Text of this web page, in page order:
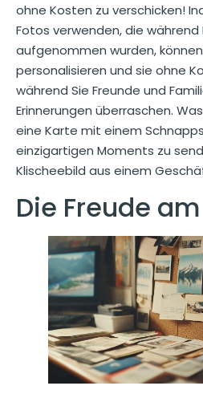
ohne Kosten zu verschicken!
Fotos verwenden, die während
aufgenommen wurden,
personalisieren und sie ohne
während Sie Freunde und
Erinnerungen überraschen.
eine Karte mit einem
einzigartigen Moments zu
Klischeebild aus einem
Die Freude